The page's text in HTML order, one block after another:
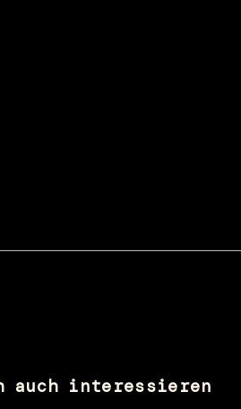
auch interessieren